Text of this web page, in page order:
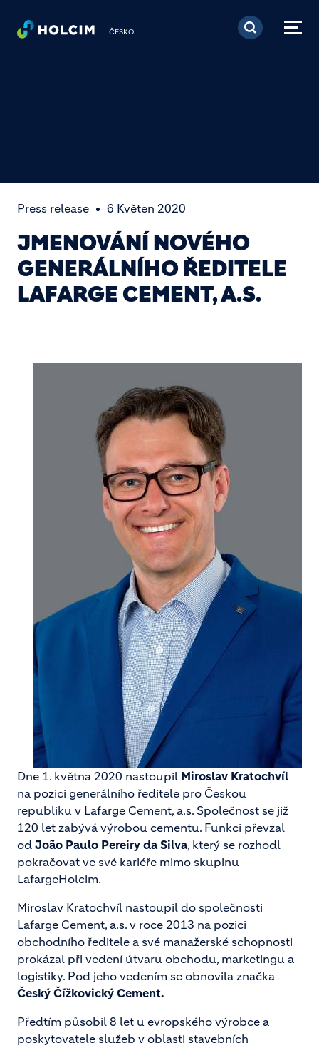
Přejít k hlavnímu
ČESKO
Press release 6 Květen 2020
JMENOVÁNÍ NOVÉHO
GENERÁLNÍHO ŘEDITELE
LAFARGE CEMENT, A.S.
Dne 1. května 2020 nastoupil Miroslav Kratochvíl
na pozici generálního ředitele pro Českou
republiku v Lafarge Cement, a.s. Společnost se již
120 let zabývá výrobou cementu. Funkci převzal
od João Paulo Pereiry da Silva, který se rozhodl
pokračovat ve své kariéře mimo skupinu
LafargeHolcim.
Miroslav Kratochvíl nastoupil do společnosti
Lafarge Cement, a.s. v roce 2013 na pozici
obchodního ředitele a své manažerské schopnosti
prokázal při vedení útvaru obchodu, marketingu a
logistiky. Pod jeho vedením se obnovila značka
Český Čížkovický Cement.
Předtím působil 8 let u evropského výrobce a
poskytovatele služeb v oblasti stavebních